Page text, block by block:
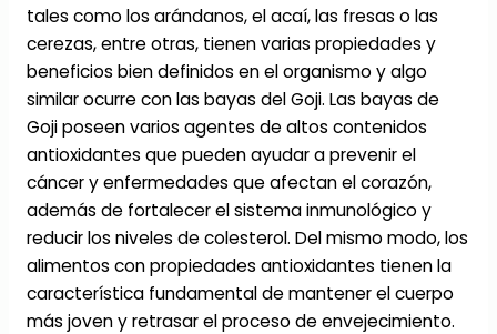
tales como los arándanos, el acaí, las fresas o las
cerezas, entre otras, tienen varias propiedades y
beneficios bien definidos en el organismo y algo
similar ocurre con las bayas del Goji. Las bayas de
Goji poseen varios agentes de altos contenidos
antioxidantes que pueden ayudar a prevenir el
cáncer y enfermedades que afectan el corazón,
además de fortalecer el sistema inmunológico y
reducir los niveles de colesterol. Del mismo modo, los
alimentos con propiedades antioxidantes tienen la
característica fundamental de mantener el cuerpo
más joven y retrasar el proceso de envejecimiento.